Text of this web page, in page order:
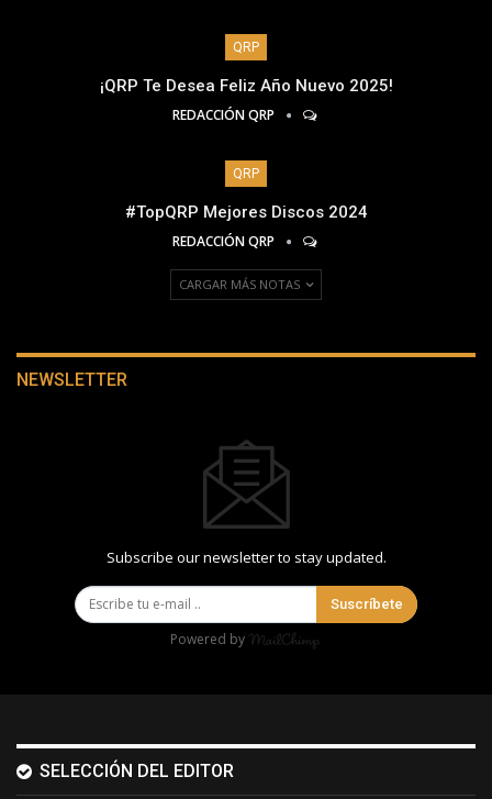
QRP
¡QRP Te Desea Feliz Año Nuevo 2025!
REDACCIÓN QRP
QRP
#TopQRP Mejores Discos 2024
REDACCIÓN QRP
CARGAR MÁS NOTAS
NEWSLETTER
Subscribe our newsletter to stay updated.
Suscríbete
Powered by
SELECCIÓN DEL EDITOR